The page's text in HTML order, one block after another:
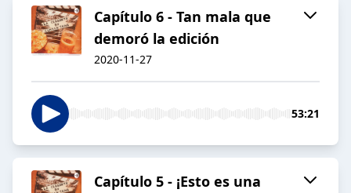
Capítulo 6 - Tan mala que
demoró la edición
2020-11-27
53:21
Capítulo 5 - ¡Esto es una